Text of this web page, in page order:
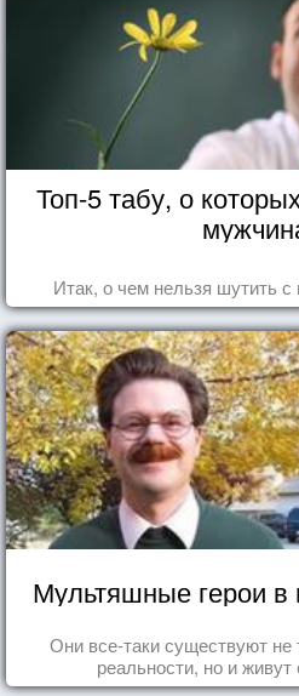
Топ-5 табу, о
Итак, о чем нельзя шутить
Мультяшные герои в
Они все-таки существуют не
реальности, но и